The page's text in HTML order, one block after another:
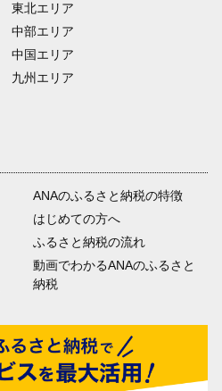
東北エリア
中部エリア
中国エリア
九州エリア
ANAのふるさと納税の特徴
はじめての方へ
ふるさと納税の流れ
動画でわかるANAのふるさと
納税